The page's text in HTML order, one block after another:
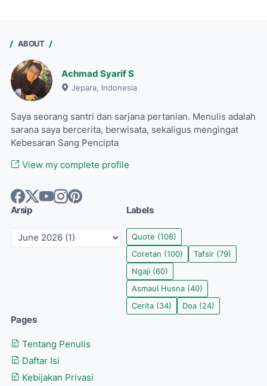
ABOUT
Achmad Syarif S
Jepara, Indonesia
Saya seorang santri dan sarjana pertanian. Menulis adalah
sarana saya bercerita, berwisata, sekaligus mengingat
Kebesaran Sang Pencipta
View my complete profile
Arsip Labels
Quote (108)
Coretan (100) Tafsir (79)
Ngaji (60)
Asmaul Husna (40)
Cerita (34) Doa (24)
Pages
Tentang Penulis
Daftar Isi
Kebijakan Privasi